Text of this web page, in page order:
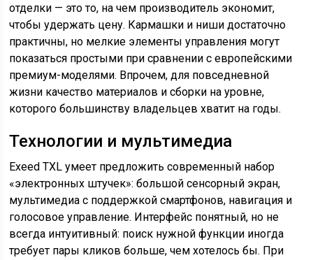
отделки — это то, на чем производитель экономит,
чтобы удержать цену. Кармашки и ниши достаточно
практичны, но мелкие элементы управления могут
показаться простыми при сравнении с европейскими
премиум-моделями. Впрочем, для повседневной
жизни качество материалов и сборки на уровне,
которого большинству владельцев хватит на годы.
Технологии и мультимедиа
Exeed TXL умеет предложить современный набор
«электронных штучек»: большой сенсорный экран,
мультимедиа с поддержкой смартфонов, навигация и
голосовое управление. Интерфейс понятный, но не
всегда интуитивный: поиск нужной функции иногда
требует пары кликов больше, чем хотелось бы. При